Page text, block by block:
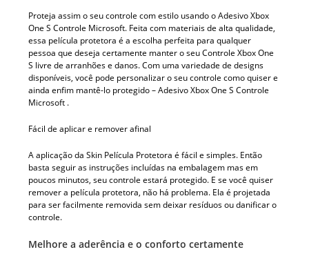
Proteja assim o seu controle com estilo usando o Adesivo Xbox
One S Controle Microsoft. Feita com materiais de alta qualidade,
essa película protetora é a escolha perfeita para qualquer
pessoa que deseja certamente manter o seu Controle Xbox One
S livre de arranhões e danos. Com uma variedade de designs
disponíveis, você pode personalizar o seu controle como quiser e
ainda enfim mantê-lo protegido – Adesivo Xbox One S Controle
Microsoft .
Fácil de aplicar e remover afinal
A aplicação da Skin Película Protetora é fácil e simples. Então
basta seguir as instruções incluídas na embalagem mas em
poucos minutos, seu controle estará protegido. E se você quiser
remover a película protetora, não há problema. Ela é projetada
para ser facilmente removida sem deixar resíduos ou danificar o
controle.
Melhore a aderência e o conforto certamente